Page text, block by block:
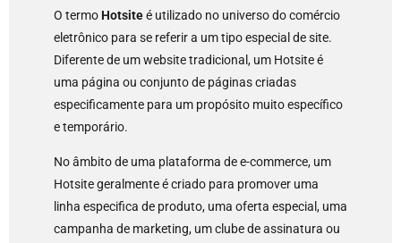
O termoHotsiteé utilizado no universo do comércio
eletrônico para se referir a um tipo especial de site.
Diferente de um website tradicional, um Hotsite é
uma página ou conjunto de páginas criadas
especificamente para um propósito muito específico
e temporário.
No âmbito de uma plataforma de e-commerce, um
Hotsite geralmente é criado para promover uma
linha especifica de produto, uma oferta especial, uma
campanha de marketing, um clube de assinatura ou